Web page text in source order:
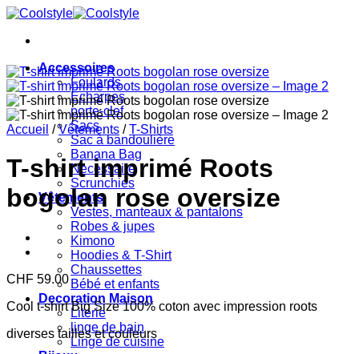
Passer
contenu
Accessoires
Foulards
Echarpes
porte-clef
Sacs
Sac à bandoulière
Banana Bag
Necessaire
Scrunchies
Vêtements
Vestes, manteaux & pantalons
Robes & jupes
Kimono
Hoodies & T-Shirt
Chaussettes
Bébé et enfants
Decoration Maison
Literie
linge de bain
Linge de cuisine
Accueil / Vêtements / T-Shirts
T-shirt imprimé Roots
bogolan rose oversize
CHF 59.00
Cool t-shirt Big Size 100% coton avec impression roots
diverses tailles et couleurs